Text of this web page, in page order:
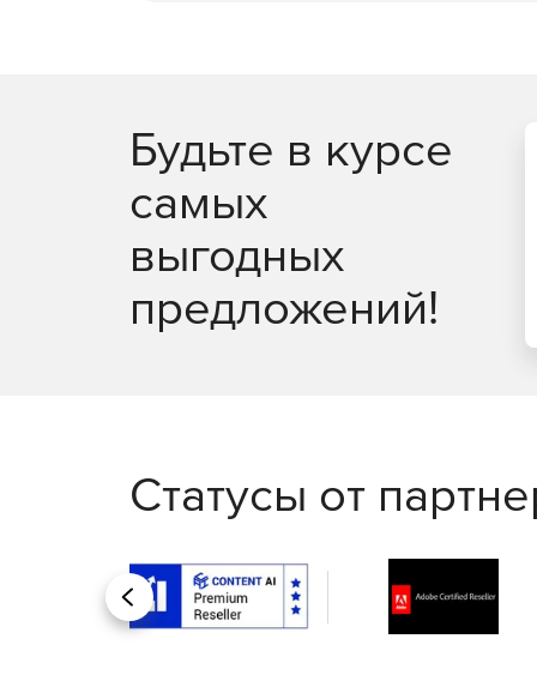
Поддержка английского, немецкого,
Будьте в курсе
самых
выгодных
предложений!
Статусы от
Назад